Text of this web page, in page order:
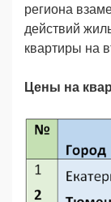
региона
действий
квартиры на
Цены на